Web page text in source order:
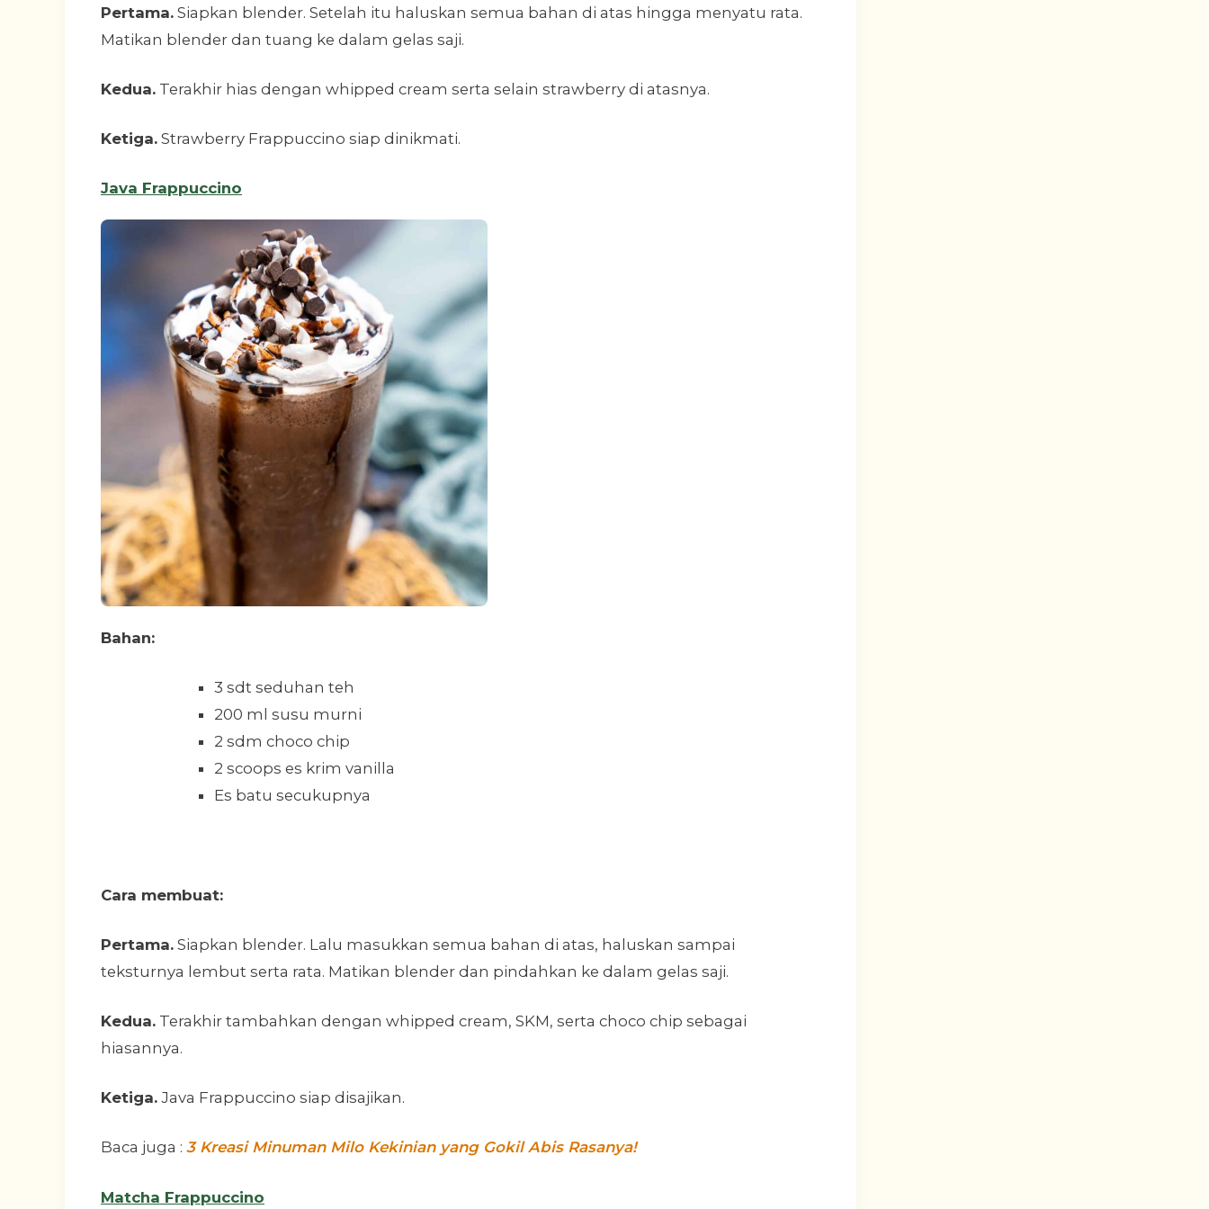
Pertama. Siapkan blender. Setelah itu haluskan semua bahan di atas hingga menyatu rata.
Matikan blender dan tuang ke dalam gelas saji.
Kedua. Terakhir hias dengan whipped cream serta selain strawberry di atasnya.
Ketiga. Strawberry Frappuccino siap dinikmati.
Java Frappuccino
Bahan:
3 sdt seduhan teh
200 ml susu murni
2 sdm choco chip
2 scoops es krim vanilla
Es batu secukupnya
Cara membuat:
Pertama. Siapkan blender. Lalu masukkan semua bahan di atas, haluskan sampai
teksturnya lembut serta rata. Matikan blender dan pindahkan ke dalam gelas saji.
Kedua. Terakhir tambahkan dengan whipped cream, SKM, serta choco chip sebagai
hiasannya.
Ketiga. Java Frappuccino siap disajikan.
Baca juga : 3 Kreasi Minuman Milo Kekinian yang Gokil Abis Rasanya!
Matcha Frappuccino